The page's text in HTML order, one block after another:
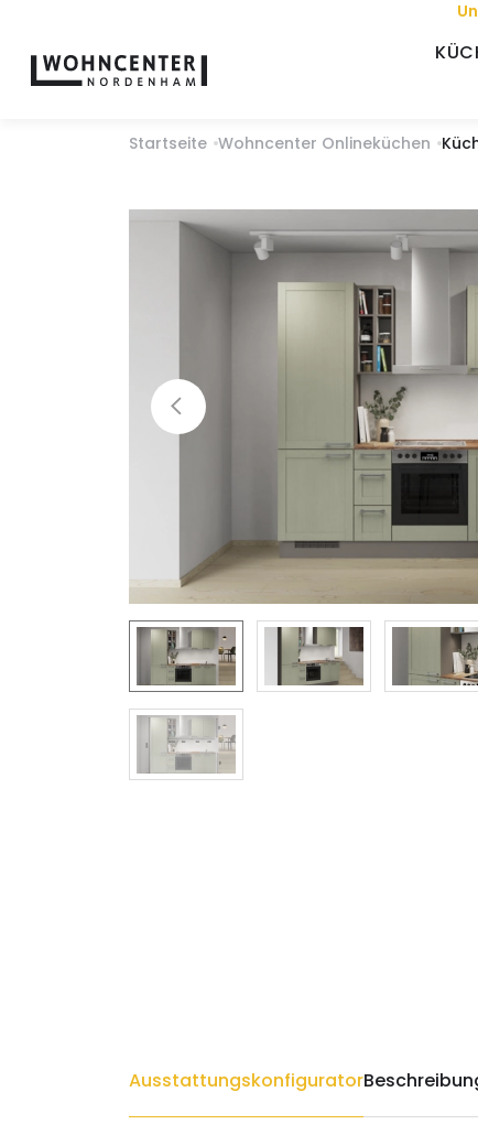
Startseite Wohncenter Onlineküchen
Ausstattungskonfigurator